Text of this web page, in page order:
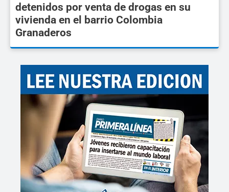
detenidos por venta de drogas en su
vivienda en el barrio Colombia
Granaderos